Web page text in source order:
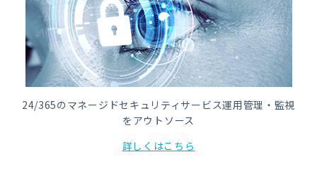
24/365のマネージドセキュリティサービス運用管理・監視
をアウトソース
詳しくはこちら